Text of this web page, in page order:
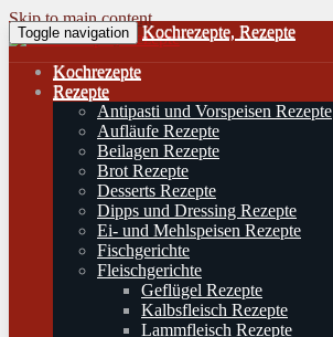
Skip to main content
Toggle navigation Kochrezepte, Rezepte
Kochrezepte
Rezepte
Antipasti und Vorspeisen Rezepte
Aufläufe Rezepte
Beilagen Rezepte
Brot Rezepte
Desserts Rezepte
Dipps und Dressing Rezepte
Ei- und Mehlspeisen Rezepte
Fischgerichte
Fleischgerichte
Geflügel Rezepte
Kalbsfleisch Rezepte
Lammfleisch Rezepte